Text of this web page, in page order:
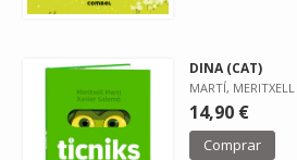
DINA (CAT)
MARTÍ, MERITXELL
14,90 €
Comprar